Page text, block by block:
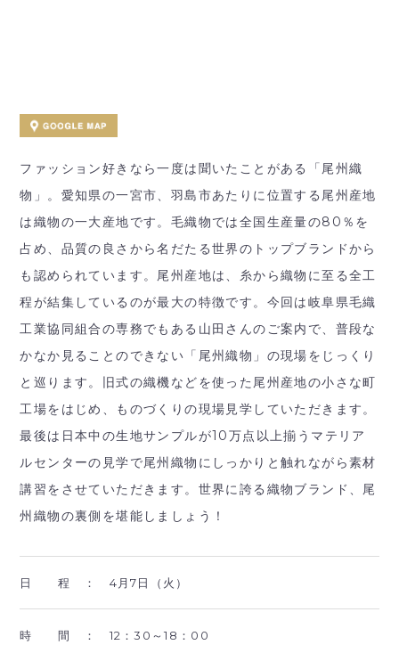
ファッション好きなら一度は聞いたことがある「尾州織
物」。愛知県の一宮市、羽島市あたりに位置する尾州産地
は織物の一大産地です。毛織物では全国生産量の80％を
占め、品質の良さから名だたる世界のトップブランドから
も認められています。尾州産地は、糸から織物に至る全工
程が結集しているのが最大の特徴です。今回は岐阜県毛織
工業協同組合の専務でもある山田さんのご案内で、普段な
かなか見ることのできない「尾州織物」の現場をじっくり
と巡ります。旧式の織機などを使った尾州産地の小さな町
工場をはじめ、ものづくりの現場見学していただきます。
最後は日本中の生地サンプルが10万点以上揃うマテリア
ルセンターの見学で尾州織物にしっかりと触れながら素材
講習をさせていただきます。世界に誇る織物ブランド、尾
州織物の裏側を堪能しましょう！
日 程 ： 4月7日（火）
時 間 ： 12：30～18：00